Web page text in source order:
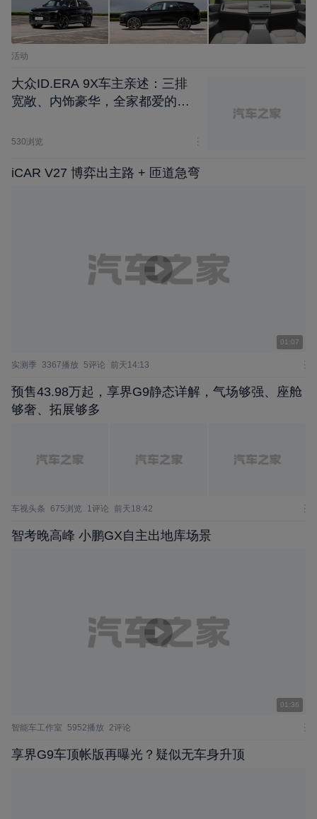
活动
大众ID.ERA 9X车主亲述：三排
宽敞、内饰豪华，全家都爱的家
530浏览
iCAR V27 博弈出主路 + 匝道急弯
01:07
实测季 3367播放 5评论 前天14:13
预售43.98万起，享界G9静态详解，气场够强、座舱
够奢、拓展够多
车视头条 675浏览 1评论 前天18:42
智考晚高峰 小鹏GX自主出地库场景
01:36
智能车工作室 5952播放 2评论
享界G9车顶帐版再曝光？疑似无车身升顶